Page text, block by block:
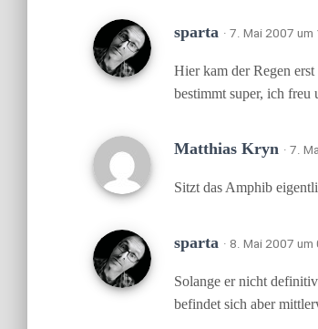
sparta · 7. Mai 2007 um
Hier kam der Regen
bestimmt super, ich freu
Matthias Kryn · 7.
Sitzt das Amphib
sparta · 8. Mai 2007 um
Solange er nicht
befindet sich aber